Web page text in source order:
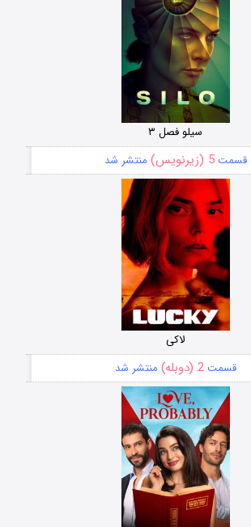
سیلو فصل ۳
قسمت5 (زیرنویس) منتشر شد
لاکی
قسمت2 (دوبله) منتشر شد